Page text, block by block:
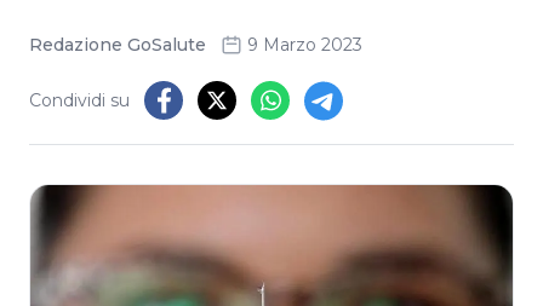
Redazione GoSalute 9 Marzo 2023
Condividi su